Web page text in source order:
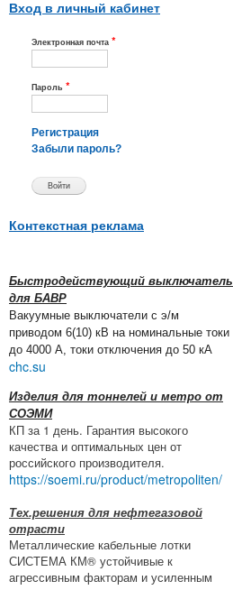
Вход в личный кабинет
Электронная почта *
Пароль *
Регистрация
Забыли пароль?
Контекстная реклама
Быстродействующий выключатель
для БАВР
Вакуумные выключатели с э/м
приводом 6(10) кВ на номинальные токи
до 4000 А, токи отключения до 50 кА
chc.su
Изделия для тоннелей и метро от
СОЭМИ
КП за 1 день. Гарантия высокого
качества и оптимальных цен от
российского производителя.
https://soemi.ru/product/metropoliten/
Тех.решения для нефтегазовой
отрасти
Металлические кабельные лотки
СИСТЕМА КМ® устойчивые к
агрессивным факторам и усиленным